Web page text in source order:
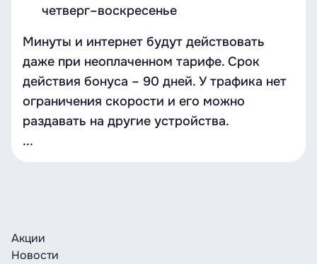
четверг–воскресенье
Минуты и интернет будут действовать
даже при неоплаченном тарифе. Срок
действия бонуса – 90 дней. У трафика нет
ограничения скорости и его можно
раздавать на другие устройства.
...
Акции
Новости